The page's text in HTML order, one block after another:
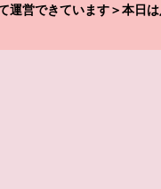
営できています＞本日